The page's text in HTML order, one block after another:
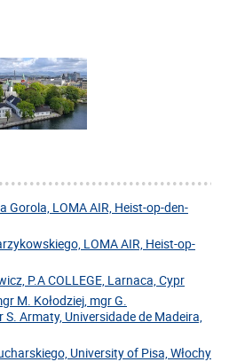
Gorola, LOMA AIR, Heist-op-den-
LOMA AIR, Heist-op-
P.A COLLEGE, Larnaca, Cypr
M. Kołodziej, mgr G.
Armaty, Universidade de Madeira,
University of Pisa, Włochy